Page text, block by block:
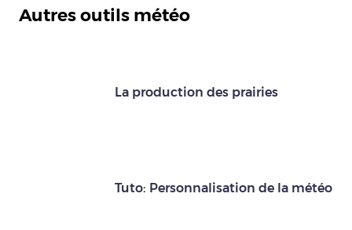
Autres outils météo
La production des prairies
Tuto: Personnalisation de la météo